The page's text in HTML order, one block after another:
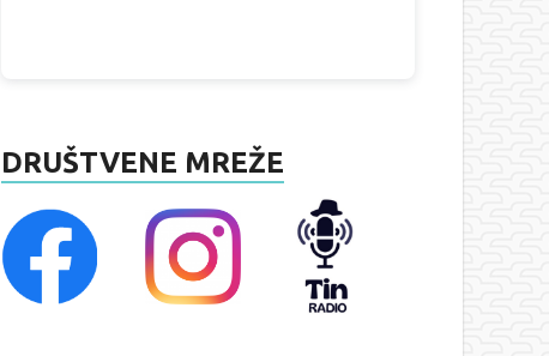
DRUŠTVENE MREŽE